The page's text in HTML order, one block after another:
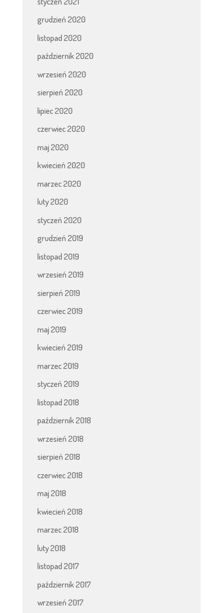
grudzień 2020
listopad 2020
październik 2020
wrzesień 2020
sierpień 2020
lipiec 2020
czerwiec 2020
maj 2020
kwiecień 2020
marzec 2020
luty 2020
styczeń 2020
grudzień 2019
listopad 2019
wrzesień 2019
sierpień 2019
czerwiec 2019
maj 2019
kwiecień 2019
marzec 2019
styczeń 2019
listopad 2018
październik 2018
wrzesień 2018
sierpień 2018
czerwiec 2018
maj 2018
kwiecień 2018
marzec 2018
luty 2018
listopad 2017
październik 2017
wrzesień 2017